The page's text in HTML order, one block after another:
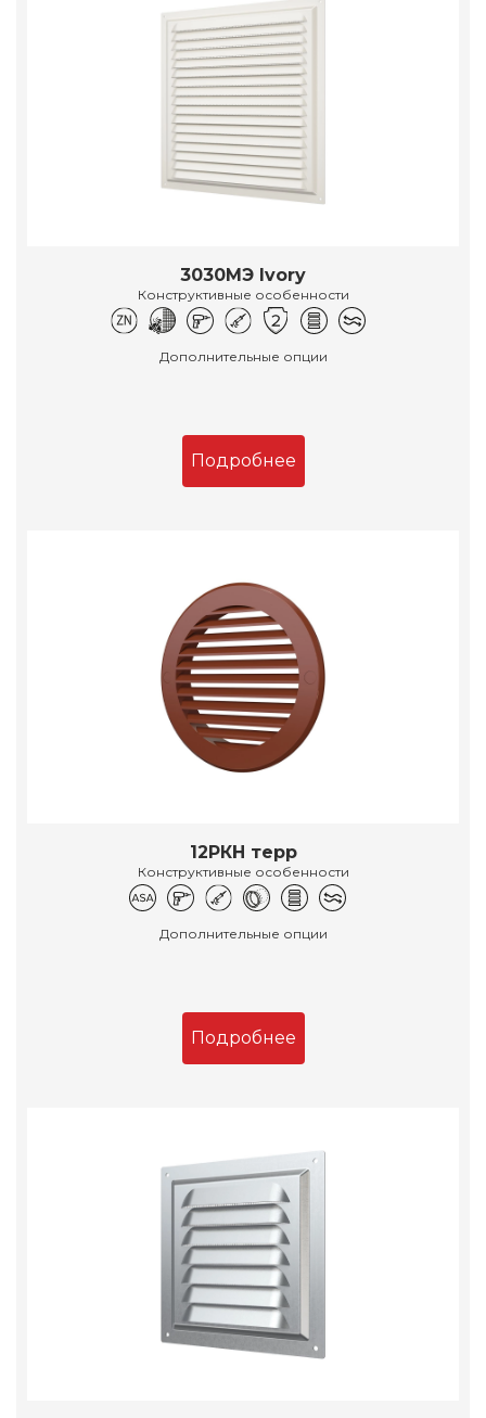
3030МЭ Ivory
Конструктивные особенности
Дополнительные опции
Подробнее
12РКН терр
Конструктивные особенности
Дополнительные опции
Подробнее